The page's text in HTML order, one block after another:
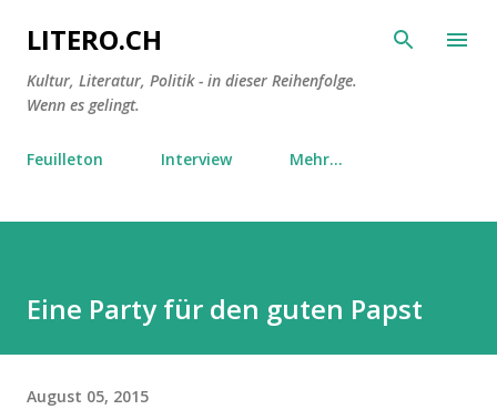
Direkt zum Hauptbereich
LITERO.CH
Kultur, Literatur, Politik - in dieser Reihenfolge.
Wenn es gelingt.
Feuilleton Interview Mehr…
Eine Party für den guten Papst
August 05, 2015